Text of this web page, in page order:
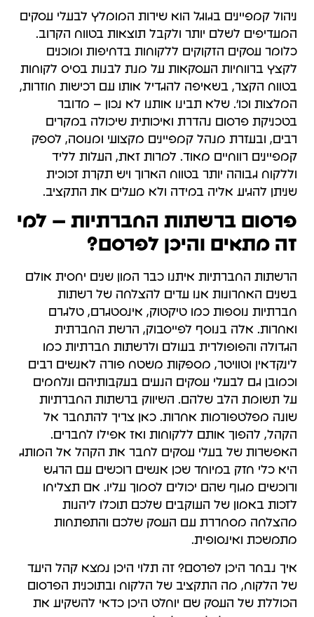
ניהול קמפיינים בגוגל הוא שירות המומלץ לבעלי עסקים
המעדיפים לשלם יותר ולקבל תוצאות בטווח הקרוב.
כלומר עסקים הזקוקים ללקוחות בדחיפות ומוכנים
לקצץ ברווחיות העסקאות על מנת לבנות בסיס לקוחות
בטווח הקצר, בשאיפה להגדיל אותו עם רכישות חוזרות,
המלצות וכו'. שלא תבינו אותנו לא נכון – מדובר
בטכניקת פרסום נהדרת ואיכותית שיכולה במקרים
רבים, ובעזרת מנהל קמפיינים מקצועי ומנוסה, לספק
קמפיינים רווחיים מאוד. למרות זאת, העלות לליד
וללקוח גבוהה יותר בטווח הארוך ויש תקרת זכוכית
שניתן להגיע אליה במידה ולא מעלים את התקציב.
פרסום ברשתות החברתיות – למי
זה מתאים והיכן לפרסם?
הרשתות החברתיות איתנו כבר המון שנים יחסית אולם
בשנים האחרונות אנו עדים להצלחה של רשתות
חברתיות נוספות כמו טיקטוק, אינסטגרם, טלגרם
ואחרות. אלה בנוסף לפייסבוק, הרשת החברתית
הגדולה והפופולרית בעולם ולרשתות חברתיות כמו
לינקדאין וטוויטר, מספקות משטח פורה לאנשים רבים
וכמובן גם לבעלי עסקים הנעים בעקבותיהם ונלחמים
על תשומת הלב שלהם. השיווק ברשתות החברתיות
שונה מפלטפורמות אחרות. כאן צריך להתחבר אל
הקהל, להפוך אותם ללקוחות ואז אפילו לחברים.
האפשרות של בעלי עסקים לחבר את הקהל אל המותג
היא כלי חזק במיוחד שכן אנשים רוכשים עם הרגש
ורוכשים מגוף שהם יכולים לסמוך עליו. אם תצליחו
לזכות באמון של העוקבים שלכם תוכלו ליהנות
מהצלחה מסחררת עם העסק שלכם והתפתחות
מתמשכת ואינסופית.
איך נבחר היכן לפרסם? זה תלוי היכן נמצא קהל היעד
של הלקוח, מה התקציב של הלקוח ובתוכנית הפרסום
הכוללת של העסק שם יוחלט היכן כדאי להשקיע את